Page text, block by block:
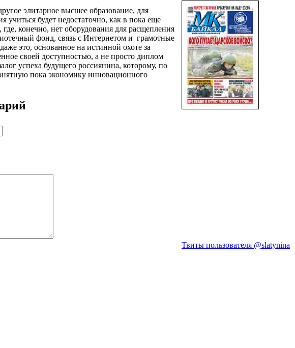
элитарное высшее образование, для
учиться будет недостаточно, как в пока еще
конечно, нет оборудования для расщепления
фонд, связь с Интернетом и грамотные
это, основанное на истинной охоте за
своей доступностью, а не просто диплом
успеха будущего россиянина, которому, по
пока экономику инновационного
Твиты пользователя @slatynina